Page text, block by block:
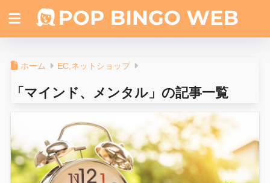
ホーム EC,ネットショップ
「マインド、メンタル」の記事一覧